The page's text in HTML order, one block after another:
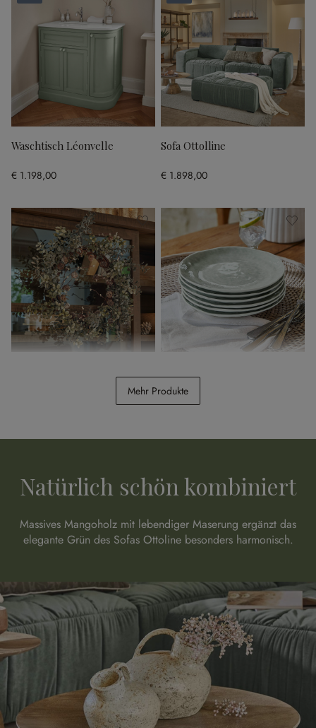
Waschtisch Léonvelle
€ 1.198,00
Sofa Ottolline
€ 1.898,00
Braganza
€ 69,95
Mehr Produkte
Natürlich schön kombiniert
Massives Mangoholz mit lebendiger Maserung ergänzt das
elegante Grün des Sofas Ottoline besonders harmonisch.